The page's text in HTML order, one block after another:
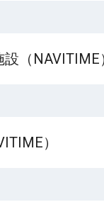
設（NAVITIME
）